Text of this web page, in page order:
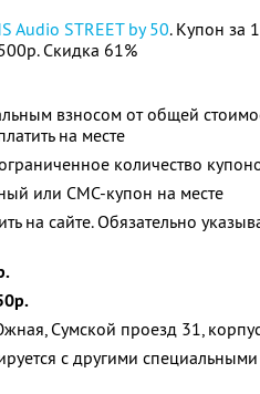
Audio STREET by 50. Купон за
Скидка 61%
взносом от общей
на месте
количество
или СМС-купон на месте
на сайте. Обязательно
Сумской проезд 31,
с другими